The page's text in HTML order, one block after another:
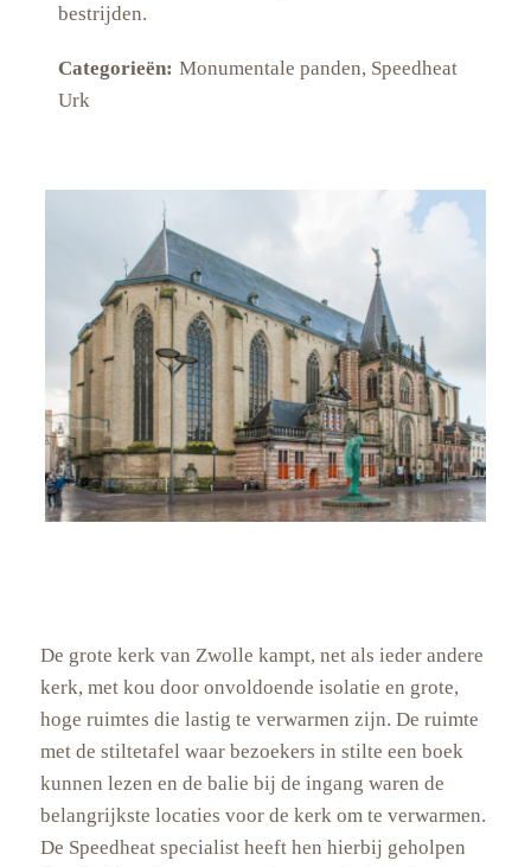
bestrijden.
Categorieën: Monumentale panden, Speedheat
Urk
De grote kerk van Zwolle kampt, net als ieder andere
kerk, met kou door onvoldoende isolatie en grote,
hoge ruimtes die lastig te verwarmen zijn. De ruimte
met de stiltetafel waar bezoekers in stilte een boek
kunnen lezen en de balie bij de ingang waren de
belangrijkste locaties voor de kerk om te verwarmen.
De Speedheat specialist heeft hen hierbij geholpen